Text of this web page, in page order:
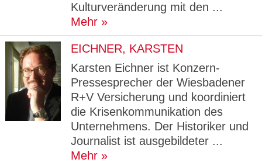
Kulturveränderung mit den ...
Mehr
EICHNER, KARSTEN
Karsten Eichner ist Konzern-
Pressesprecher der Wiesbadener
R+V Versicherung und koordiniert
die Krisenkommunikation des
Unternehmens. Der Historiker und
Journalist ist ausgebildeter ...
Mehr